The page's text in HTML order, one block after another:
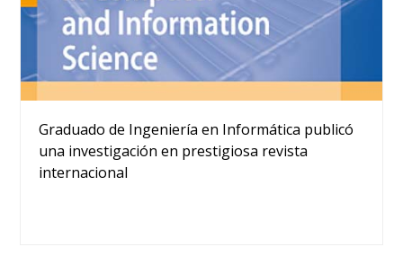
Graduado de Ingeniería en Informática publicó
una investigación en prestigiosa revista
internacional